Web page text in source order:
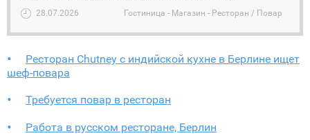
28.07.2026 Гостиница - Магазин - Ресторан / Повар
Ресторан Chutney с индийской кухне в Берлине ищет
шеф-повара
Требуется повар в ресторан
Работа в русском ресторане, Берлин